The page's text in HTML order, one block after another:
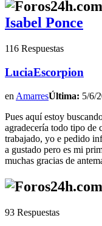
Isabel Ponce
116 Respuestas
LuciaEscorpion
en AmarresÚltima: 5/6/
Pues aquí estoy
agradecería todo tipo de
trabajado, yo e pedido
a gustado pero es mi
muchas gracias de
93 Respuestas